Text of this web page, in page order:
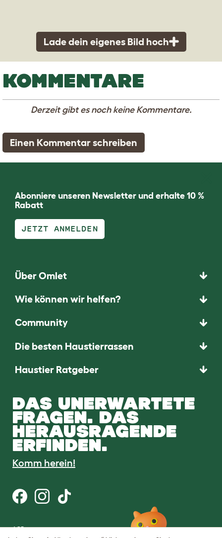
Lade dein eigenes Bild hoch
KOMMENTARE
Derzeit gibt es noch keine Kommentare.
Einen Kommentar schreiben
Abonniere unseren Newsletter und erhalte 10 %
Rabatt
JETZT ANMELDEN
Über Omlet
Wie können wir helfen?
Community
Die besten Haustierrassen
Haustier Ratgeber
DAS UNERWARTETE
FRAGEN. DAS
HERAUSRAGENDE
ERFINDEN.
Komm herein!
AGB